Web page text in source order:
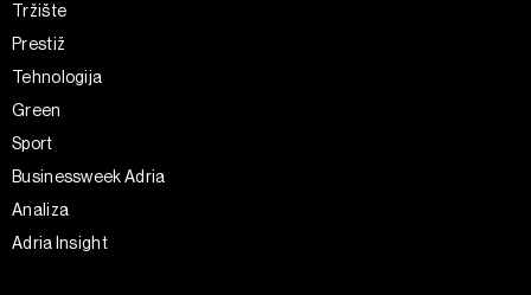
Tržište
Prestiž
Tehnologija
Green
Sport
Businessweek Adria
Analiza
Adria Insight